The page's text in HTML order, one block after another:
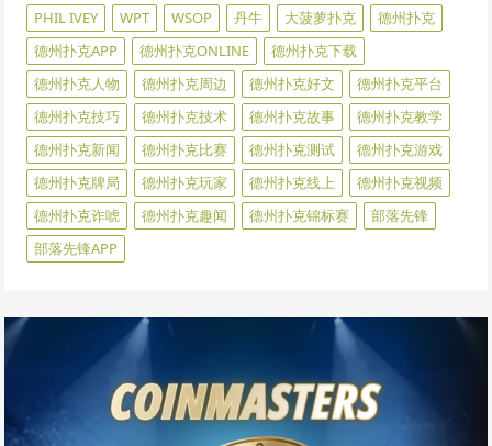
PHIL IVEY WPT WSOP 丹牛 大菠萝扑克
德州扑克
德州扑克APP
德州扑克ONLINE
德州扑克下载
德州扑克人物
德州扑克周边 德州扑克好文
德州扑克平台
德州扑克技巧
德州扑克技术 德州扑克故事
德州扑克教学
德州扑克新闻
德州扑克比赛 德州扑克测试
德州扑克游戏
德州扑克牌局
德州扑克玩家 德州扑克线上
德州扑克视频
德州扑克诈唬
德州扑克趣闻 德州扑克锦标赛
部落先锋
部落先锋APP